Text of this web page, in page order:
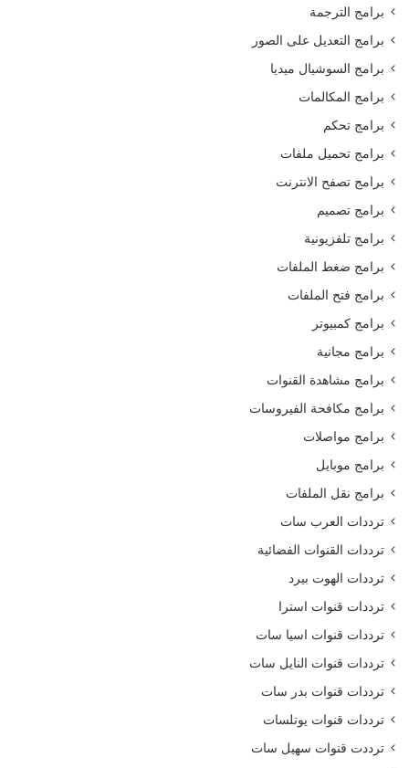
برامج الترجمة
برامج التعديل على الصور
برامج السوشيال ميديا
برامج المكالمات
برامج تحكم
برامج تحميل ملفات
برامج تصفح الانترنت
برامج تصميم
برامج تلفزيونية
برامج ضغط الملفات
برامج فتح الملفات
برامج كمبيوتر
برامج مجانية
برامج مشاهدة القنوات
برامج مكافحة الفيروسات
برامج مواصلات
برامج موبايل
برامج نقل الملفات
ترددات العرب سات
ترددات القنوات الفضائية
ترددات الهوت بيرد
ترددات قنوات استرا
ترددات قنوات اسيا سات
ترددات قنوات النايل سات
ترددات قنوات بدر سات
ترددات قنوات يوتلسات
ترددت قنوات سهيل سات